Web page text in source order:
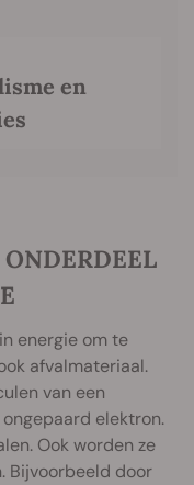
en
energie om te
afvalmateriaal.
van een
elektron.
Ook worden ze
Bijvoorbeeld door